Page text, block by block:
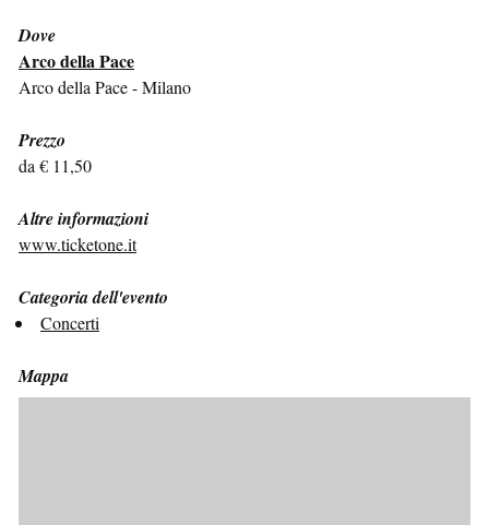
Dove
Arco della Pace
Arco della Pace - Milano
Prezzo
da € 11,50
Altre informazioni
www.ticketone.it
Categoria dell'evento
Concerti
Mappa